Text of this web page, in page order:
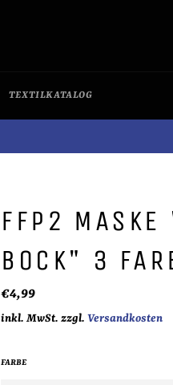
TEXTILKATALOG
FFP2 MASKE
BOCK" 3
Normaler
€4,99
inkl. MwSt. zzgl. Versandkosten
FARBE